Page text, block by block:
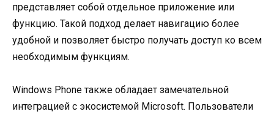
представляет собой отдельное приложение или
функцию. Такой подход делает навигацию более
удобной и позволяет быстро получать доступ ко всем
необходимым функциям.
Windows Phone также обладает замечательной
интеграцией с экосистемой Microsoft. Пользователи